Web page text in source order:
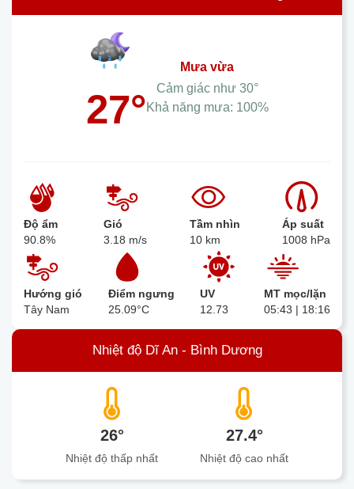
27°
mưa vừa
Cảm giác như 30°
Khả năng mưa: 100%
Độ ẩm
90.8%
Gió
3.18 m/s
Tầm nhìn
10 km
Áp suất
1008 hPa
Hướng gió
Tây Nam
Điểm ngưng
25.09°C
UV
12.73
MT mọc/lặn
05:43 | 18:16
Nhiệt độ Dĩ An - Bình Dương
26°
Nhiệt độ thấp nhất
27.4°
Nhiệt độ cao nhất